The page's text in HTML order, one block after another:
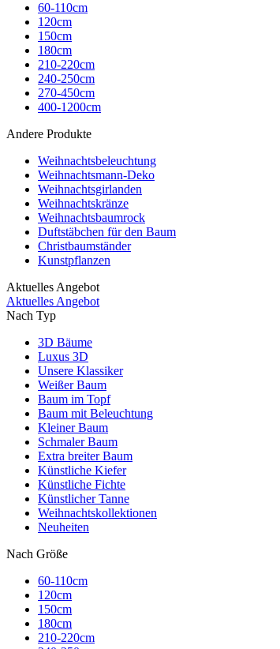
60-110cm
120cm
150cm
180cm
210-220cm
240-250cm
270-450cm
400-1200cm
Andere Produkte
Weihnachtsbeleuchtung
Weihnachtsmann-Deko
Weihnachtsgirlanden
Weihnachtskränze
Weihnachtsbaumrock
Duftstäbchen für den Baum
Christbaumständer
Kunstpflanzen
Aktuelles Angebot
Aktuelles Angebot
Nach Typ
3D Bäume
Luxus 3D
Unsere Klassiker
Weißer Baum
Baum im Topf
Baum mit Beleuchtung
Kleiner Baum
Schmaler Baum
Extra breiter Baum
Künstliche Kiefer
Künstliche Fichte
Künstlicher Tanne
Weihnachtskollektionen
Neuheiten
Nach Größe
60-110cm
120cm
150cm
180cm
210-220cm